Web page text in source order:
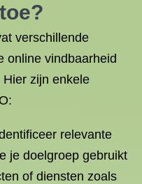
verschillende
online vindbaarheid
zijn enkele
relevante
je doelgroep gebruikt
of diensten zoals